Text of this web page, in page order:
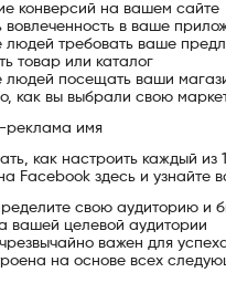
конверсий на вашем сайте
вовлеченность в ваше
людей требовать ваше
товар или каталог
людей посещать ваши
как вы выбрали свою
реклама имя
как настроить каждый
Facebook здесь и узнайте
свою аудиторию и
вашей целевой аудитории
важен для
на основе всех